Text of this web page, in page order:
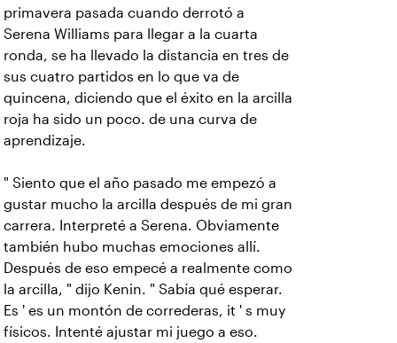
primavera pasada cuando derrotó a
Serena Williams para llegar a la cuarta
ronda, se ha llevado la distancia en tres de
sus cuatro partidos en lo que va de
quincena, diciendo que el éxito en la arcilla
roja ha sido un poco. de una curva de
aprendizaje.
" Siento que el año pasado me empezó a
gustar mucho la arcilla después de mi gran
carrera. Interpreté a Serena. Obviamente
también hubo muchas emociones allí.
Después de eso empecé a realmente como
la arcilla, " dijo Kenin. " Sabía qué esperar.
Es ' es un montón de correderas, it ' s muy
físicos. Intenté ajustar mi juego a eso.